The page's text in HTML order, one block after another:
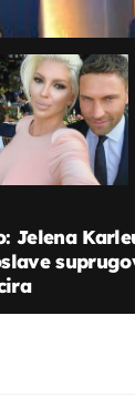
Jelena